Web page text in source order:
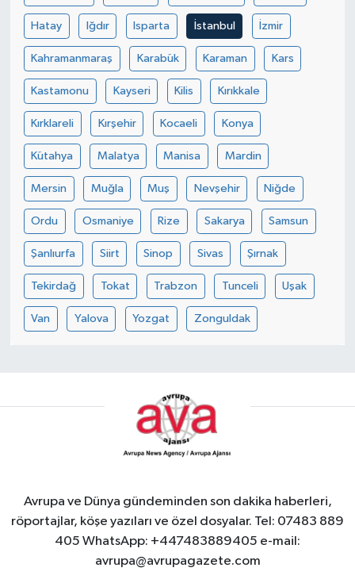
Hatay Iğdır Isparta İstanbul İzmir
Kahramanmaraş Karabük Karaman Kars
Kastamonu Kayseri Kilis Kırıkkale
Kırklareli Kırşehir Kocaeli Konya
Kütahya Malatya Manisa Mardin
Mersin Muğla Muş Nevşehir Niğde
Ordu Osmaniye Rize Sakarya Samsun
Şanlıurfa Siirt Sinop Sivas Şırnak
Tekirdağ Tokat Trabzon Tunceli Uşak
Van Yalova Yozgat Zonguldak
Avrupa ve Dünya gündeminden son dakika haberleri,
röportajlar, köşe yazıları ve özel dosyalar. Tel: 07483 889
405 WhatsApp: +447483889405 e-mail:
avrupa@avrupagazete.com